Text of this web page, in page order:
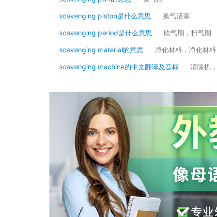
scavenging piston是什么意思 换气活塞
scavenging period是什么意思 吹气期，扫气期
scavenging material的意思 净化材料，净化材料
scavenging machine的中文翻译及音标 清除机